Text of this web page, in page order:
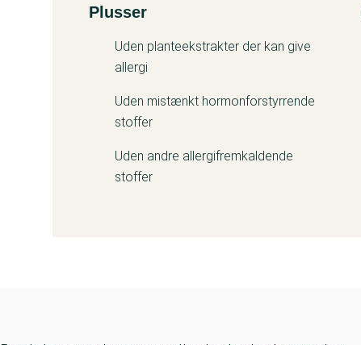
Kemitest
Plusser
Uden planteekstrakter der kan give
allergi
Uden mistænkt hormonforstyrrende
stoffer
Uden andre allergifremkaldende
stoffer